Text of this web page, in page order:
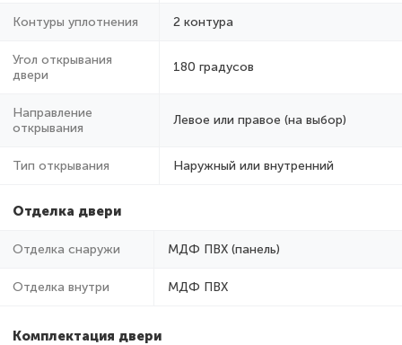
Контуры уплотнения 2 контура
Угол открывания
двери
180 градусов
Направление
открывания
Левое или правое (на выбор)
Тип открывания Наружный или внутренний
Отделка двери
Отделка снаружи МДФ ПВХ (панель)
Отделка внутри МДФ ПВХ
Комплектация двери